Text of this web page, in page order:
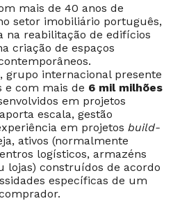
mais de 40 anos de
setor imobiliário português,
na reabilitação de edifícios
criação de espaços
, grupo internacional presente
e com mais de 6 mil milhões
em projetos
escala, gestão
em projetos build-
ativos (normalmente
logísticos, armazéns
lojas) construídos de acordo
específicas de um